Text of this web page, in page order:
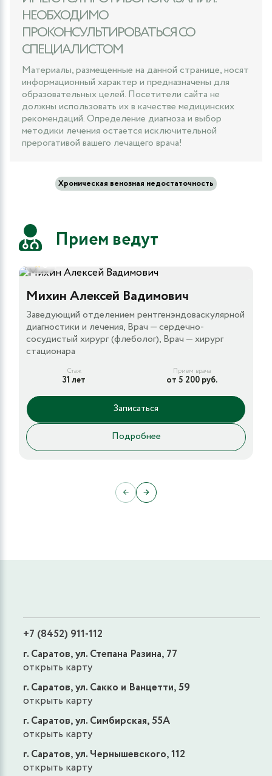
НЕОБХОДИМО
ПРОКОНСУЛЬТИРОВАТЬСЯ СО
СПЕЦИАЛИСТОМ
Материалы, размещенные на данной странице, носят
информационный характер и предназначены для
образовательных целей. Посетители сайта не
должны использовать их в качестве медицинских
рекомендаций. Определение диагноза и выбор
методики лечения остается исключительной
прерогативой вашего лечащего врача!
Хроническая венозная недостаточность
Прием ведут
5
Михин Алексей Вадимович
Заведующий отделением рентгенэндоваскулярной
диагностики и лечения, Врач — сердечно-
сосудистый хирург (флеболог), Врач — хирург
стационара
Стаж
31 лет
Прием врача
от 5 200 руб.
Записаться
Подробнее
← →
+7 (8452) 911-112
г. Саратов, ул. Степана Разина, 77
открыть карту
г. Саратов, ул. Сакко и Ванцетти, 59
открыть карту
г. Саратов, ул. Симбирская, 55А
открыть карту
г. Саратов, ул. Чернышевского, 112
открыть карту